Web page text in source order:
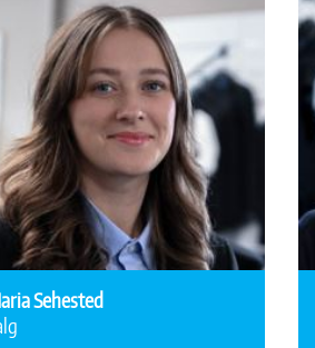
Sehested